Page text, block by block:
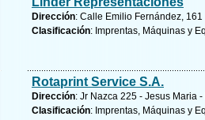
Dirección: Calle Emilio Fernández,
Clasificación: Imprentas, Máquinas y
Rotaprint Service S.A.
Dirección: Jr Nazca 225 - Jesus Maria
Clasificación: Imprentas, Máquinas y